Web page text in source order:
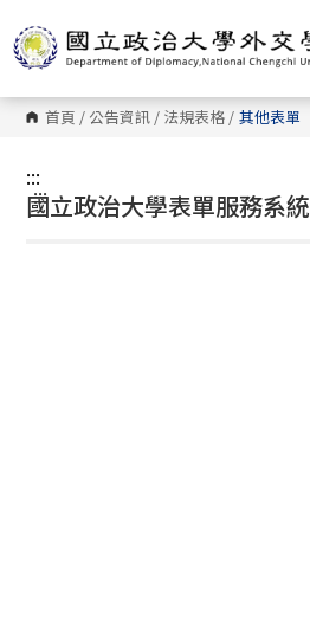
到
主
要
內
容
區 首頁 / 公告資訊 / 法規表格 / 其他表單
:::
:::
國立政治大學表單服務系統